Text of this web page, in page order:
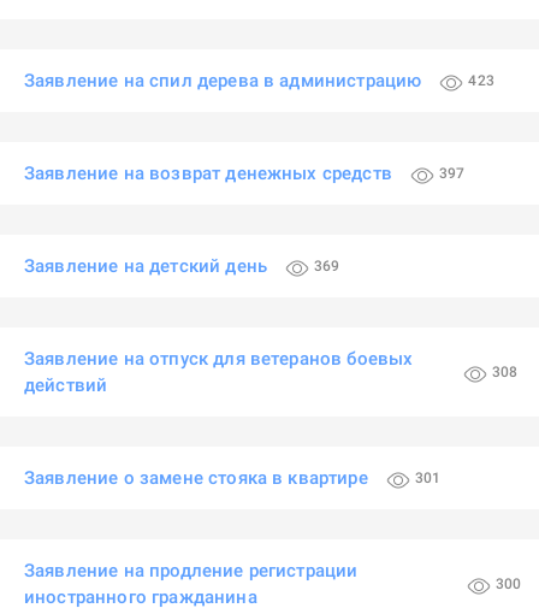
Заявление на спил дерева в администрацию 423
Заявление на возврат денежных средств 397
Заявление на детский день 369
Заявление на отпуск для ветеранов боевых
действий
308
Заявление о замене стояка в квартире 301
Заявление на продление регистрации
иностранного гражданина
300